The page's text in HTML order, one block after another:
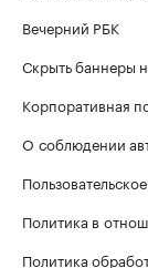
Вечерний РБК
Скрыть баннеры
Корпоративная
О соблюдении
Политика в
Политика